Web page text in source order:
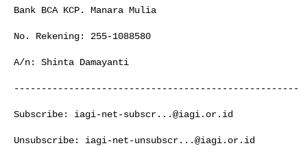
Bank BCA KCP. Manara Mulia
No. Rekening: 255-1088580
A/n: Shinta Damayanti
----------------------------------------------------
Subscribe: iagi-net-subscr...@iagi.or.id
Unsubscribe: iagi-net-unsubscr...@iagi.or.id